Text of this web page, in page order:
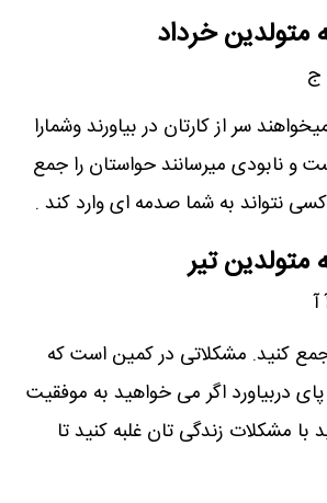
متولدین خرداد
ج
سر از کارتان در بیاورند وشمارا
و نابودی میرسانند حواستان را جمع
کسی نتواند به شما صدمه ای وارد کند .
متولدین تیر
جمع کنید. مشکلاتی در کمین است که
دربیاورد اگر می خواهید به موفقیت
با مشکلات زندگی تان غلبه کنید تا